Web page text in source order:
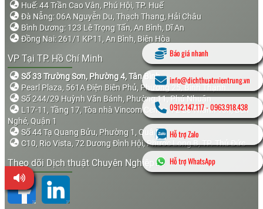
Huế: 44 Trần Cao Vân, Phú Hội, TP. Huế
Đà Nẵng: 06A Nguyễn Du, Thạch Thang, Hải Châu
Bình Dương: 123 Lê Trọng Tấn, An Bình, Dĩ An
Đồng Nai: 261/1 KP11, An Bình, Biên Hòa
VP Tại TP. Hồ Chí Minh
Số 33 Trường Sơn, Phường 4, Tân Bình
Pearl Plaza, 561A Điện Biên Phủ, Phường 25, Bình Thạnh
Số 244/29 Huỳnh Văn Bánh, Phường 11, Phú Nhuận
L17-11, Tầng 17, Tòa nhà Vincom Center, 72 Lê Thánh Tôn, Bến
Nghé, Quận 1
Số 44 Tạ Quang Bửu, Phường 1, Quận 8
C10, Rio Vista, 72 Dương Đình Hội, Phước Long B, TP. Thủ Đức
Theo dõi Dịch thuật Chuyên Nghiệp
Báo giá nhanh
info@dichthuatmientrung.vn
0912.147.117-0963.918.438
Hỗ trợ Zalo
Hỗ trợ WhatsApp